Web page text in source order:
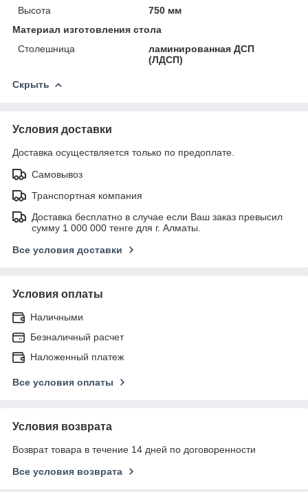
Высота
750 мм
Материал изготовления стола
Столешница
ламинированная ДСП
(ЛДСП)
Скрыть
Условия доставки
Доставка осуществляется только по предоплате.
Самовывоз
Транспортная компания
Доставка бесплатно в случае если Ваш заказ превысил
сумму 1 000 000 тенге для г. Алматы.
Все условия доставки
Условия оплаты
Наличными
Безналичный расчет
Наложенный платеж
Все условия оплаты
Условия возврата
Возврат товара в течение 14 дней по договоренности
Все условия возврата